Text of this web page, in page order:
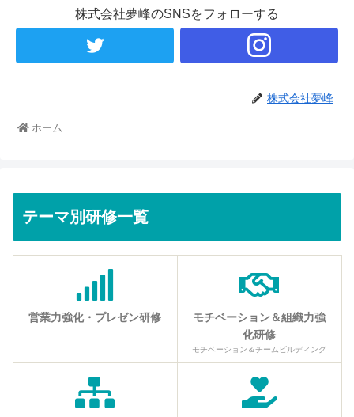
株式会社夢峰のSNSをフォローする
株式会社夢峰
ホーム
テーマ別研修一覧
営業力強化・プレゼン研修
モチベーション＆組織力強
化研修
モチベーション＆チームビルディング